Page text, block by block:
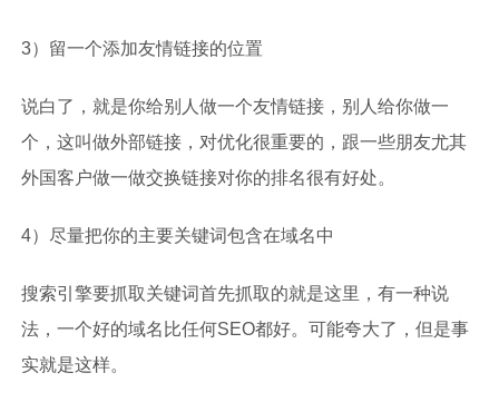
3）留一个添加友情链接的位置
说白了，就是你给别人做一个友情链接，别人给你做一
个，这叫做外部链接，对优化很重要的，跟一些朋友尤其
外国客户做一做交换链接对你的排名很有好处。
4）尽量把你的主要关键词包含在域名中
搜索引擎要抓取关键词首先抓取的就是这里，有一种说
法，一个好的域名比任何SEO都好。可能夸大了，但是事
实就是这样。